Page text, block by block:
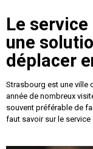
Le
une
déplacer
Strasbourg est une ville
année de nombreux
souvent préférable de
faut savoir sur le